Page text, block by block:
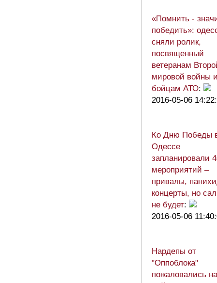
«Помнить -
победить»:
сняли ролик,
посвященный
ветеранам
мировой войны
бойцам АТО:
2016-05-06
Ко Дню Победы
Одессе
запланировали
мероприятий –
привалы,
концерты, но
не будет:
2016-05-06
Нардепы от
"Оппоблока"
пожаловались на